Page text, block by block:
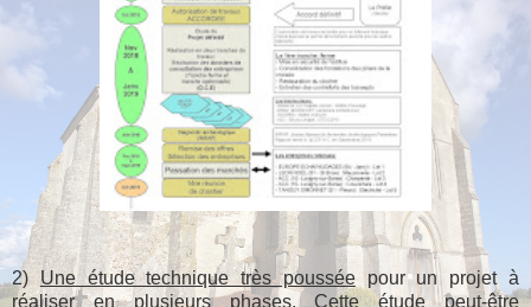
2) Une étude technique très pousséepour un projet à
réaliser en plusieurs phases. Cette étude peut-être